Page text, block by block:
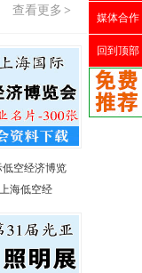
查看更多 >
空经济博览
海低空经
媒体合作
回到顶部